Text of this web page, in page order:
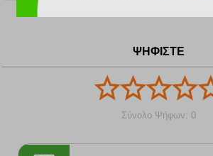
σωστή στιγμή, στη σωστή τιμή.
ΨΗΦΙΣΤΕ
Σύνολο Ψήφων: 0